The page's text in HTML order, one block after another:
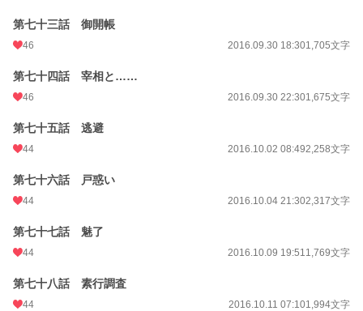
第七十三話 御開帳
46 2016.09.30 18:301,705文字
第七十四話 宰相と……
46 2016.09.30 22:301,675文字
第七十五話 逃避
44 2016.10.02 08:492,258文字
第七十六話 戸惑い
44 2016.10.04 21:302,317文字
第七十七話 魅了
44 2016.10.09 19:511,769文字
第七十八話 素行調査
44 2016.10.11 07:101,994文字